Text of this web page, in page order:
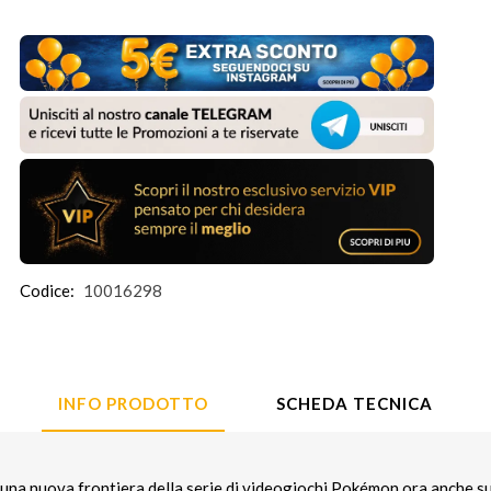
Codice: 10016298
INFO PRODOTTO SCHEDA TECNICA